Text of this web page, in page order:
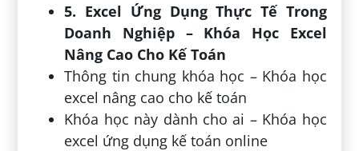
5. Excel Ứng Dụng Thực Tế Trong
Doanh Nghiệp – Khóa Học Excel
Nâng Cao Cho Kế Toán
Thông tin chung khóa học – Khóa học
excel nâng cao cho kế toán
Khóa học này dành cho ai – Khóa học
excel ứng dụng kế toán online